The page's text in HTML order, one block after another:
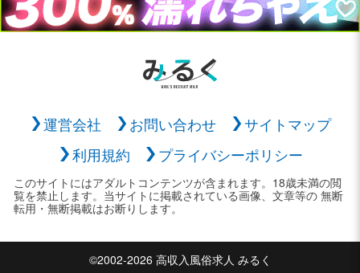
運営会社 お問い合わせ
サイトマップ
利用規約
プライバシーポリシー
このサイトにはアダルトコンテンツが含まれます。18歳未満の閲
覧を禁止します。当サイトに掲載されている画像、文章等の 無断
転用・無断掲載はお断りします。
©2002-2026 高収入風俗求人 みるく